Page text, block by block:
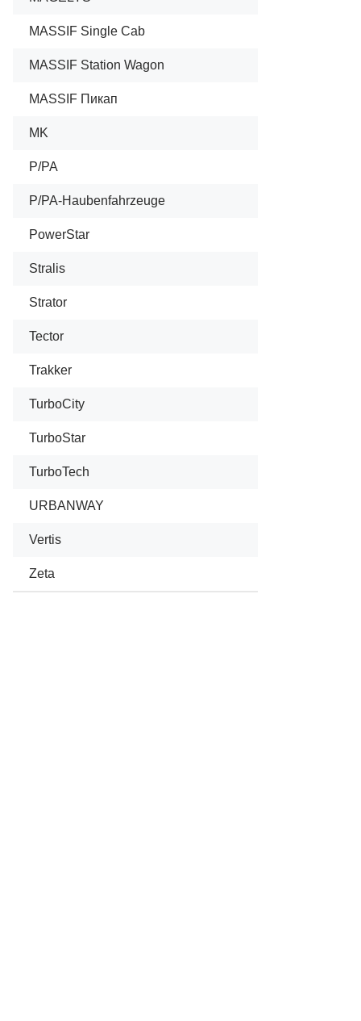
MASSIF Single Cab
MASSIF Station Wagon
MASSIF Пикап
MK
P/PA
P/PA-Haubenfahrzeuge
PowerStar
Stralis
Strator
Tector
Trakker
TurboCity
TurboStar
TurboTech
URBANWAY
Vertis
Zeta